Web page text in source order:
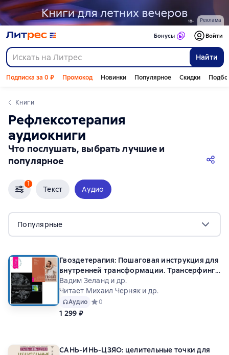
Реклама
Найти
Бонусы Войти
Подписка за 0 ₽ Промокод Новинки Популярное Скидки
Книги
рефлексотерапия
аудиокниги
Что послушать, выбрать лучшие и
популярное
1
Текст Аудио
Популярные
Гвоздетерапия: Пошаговая инструкция для
внутренней трансформации. Трансерфинг
реальности. Ступень I: Пространство
вариантов
Вадим Зеланд и др.
Читает Михаил Черняк и др.
Аудио Средний рейтинг 0 на основе 0 оценок
0
1 299 ₽
САНЬ-ИНЬ-ЦЗЯО: целительные точки для